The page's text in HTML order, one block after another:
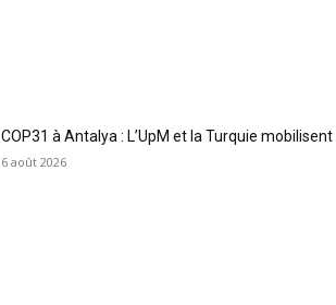
COP31 à Antalya : L’UpM et la Turquie
6 août 2026